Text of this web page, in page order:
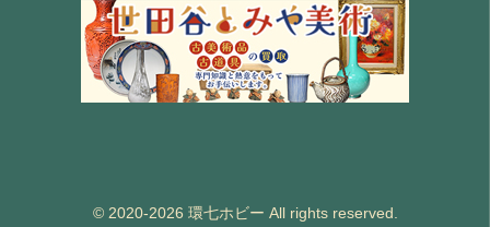
© 2020-2026 環七ホビー All rights reserved.